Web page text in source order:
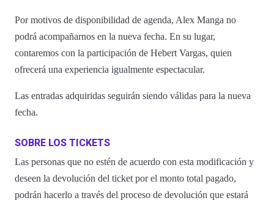
Por motivos de disponibilidad de agenda, Alex Manga no
podrá acompañarnos en la nueva fecha. En su lugar,
contaremos con la participación de Hebert Vargas, quien
ofrecerá una experiencia igualmente espectacular.
Las entradas adquiridas seguirán siendo válidas para la nueva
fecha.
SOBRE LOS TICKETS
Las personas que no estén de acuerdo con esta modificación y
deseen la devolución del ticket por el monto total pagado,
podrán hacerlo a través del proceso de devolución que estará